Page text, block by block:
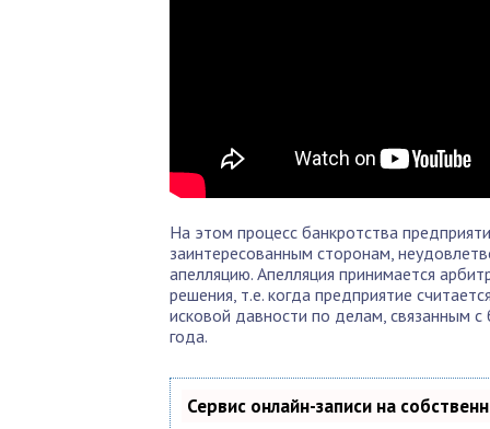
На этом процесс банкротства
заинтересованным сторонам,
апелляцию. Апелляция принимается
решения, т.е. когда предприятие
исковой давности по делам, связанным
года.
Сервис онлайн-записи на